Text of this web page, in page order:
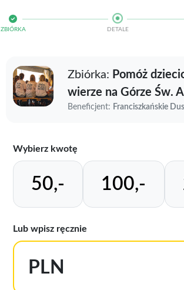
ZBIÓRKA DETALE
Zbiórka: Pomóż
wierze na Górze Św.
Beneficjent: Franciszkańskie
Wybierz kwotę
50,- 100,-
Lub wpisz ręcznie
PLN